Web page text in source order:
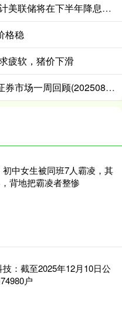
安信策略 渣打全球市场展望：预计美联储将在下半年降息25个基点
格稳
疲软，猪价下滑
658金融网 中经资料：巴基斯坦证券市场一周回顾(20250804 - 20250808)
中女生被同班7人霸凌，其
背地把霸凌者整惨
：截至2025年12月10日公
户